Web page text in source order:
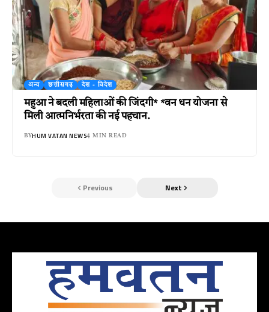
अन्य छत्तीसगढ़ देश - विदेश
महुआ ने बदली महिलाओं की जिंदगी* *वन धन योजना से
मिली आत्मनिर्भरता की नई पहचान.
BYHUM VATAN NEWS4 MIN READ
Previous Next